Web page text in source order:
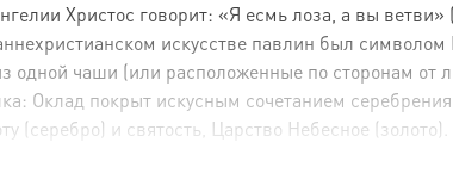
Христос говорит: «Я есмь лоза, а вы ветви»
искусстве павлин был символом
одной чаши (или расположенные по сторонам
покрыт искусным сочетанием серебрения
(серебро) и святость, Царство Небесное (золото).